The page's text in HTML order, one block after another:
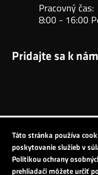
Táto stránka používa
poskytovanie služieb v
Politikou ochrany
prehliadači môžete určiť
Pracovný čas:
8:00 - 16:00
Pridajte sa k
Copyright © 2024 All